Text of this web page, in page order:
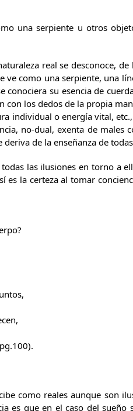
una serpiente u otros
real se desconoce,
ve como una serpiente, una
su esencia de
con los dedos de la propia
individual o energía vital,
no-dual, exenta de males
de la enseñanza de
las ilusiones en torno a
la certeza al tomar
como reales aunque son
es que en el caso del sueño